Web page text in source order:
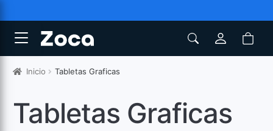
Inicio Tabletas Graficas
Tabletas Graficas